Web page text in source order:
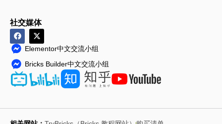
社交媒体
Elementor中文交流小组
Bricks Builder中文交流小组